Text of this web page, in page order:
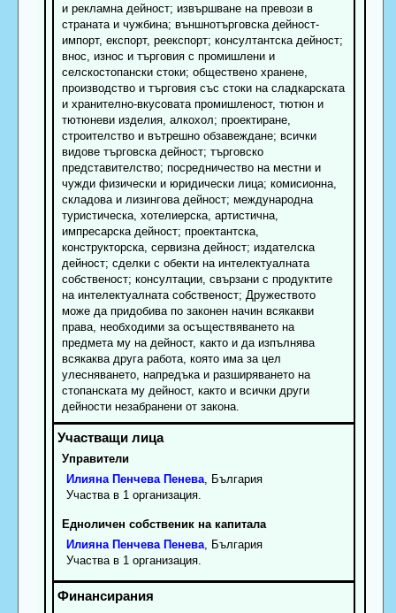
и рекламна дейност; извършване на превози в
страната и чужбина; външнотърговска дейност-
импорт, експорт, реекспорт; консултантска дейност;
внос, износ и търговия с промишлени и
селскостопански стоки; обществено хранене,
производство и търговия със стоки на сладкарската
и хранително-вкусовата промишленост, тютюн и
тютюневи изделия, алкохол; проектиране,
строителство и вътрешно обзавеждане; всички
видове търговска дейност; търговско
представителство; посредничество на местни и
чужди физически и юридически лица; комисионна,
складова и лизингова дейност; международна
туристическа, хотелиерска, артистична,
импресарска дейност; проектантска,
конструкторска, сервизна дейност; издателска
дейност; сделки с обекти на интелектуалната
собственост; консултации, свързани с продуктите
на интелектуалната собственост; Дружеството
може да придобива по законен начин всякакви
права, необходими за осъществяването на
предмета му на дейност, както и да изпълнява
всякаква друга работа, която има за цел
улесняването, напредъка и разширяването на
стопанската му дейност, както и всички други
дейности незабранени от закона.
Управители
Илияна Пенчева Пенева, България
Участва в 1 организация.
Едноличен собственик на капитала
Илияна Пенчева Пенева, България
Участва в 1 организация.